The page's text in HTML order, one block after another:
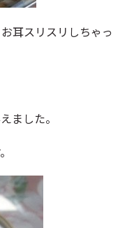
耳スリスリしちゃっ
ました。